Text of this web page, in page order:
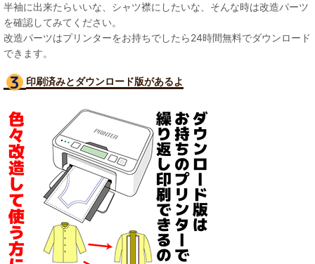
半袖に出来たらいいな、シャツ襟にしたいな、そんな時は改造パーツ
を確認してみてください。
改造パーツはプリンターをお持ちでしたら24時間無料でダウンロード
できます。
印刷済みとダウンロード版があるよ